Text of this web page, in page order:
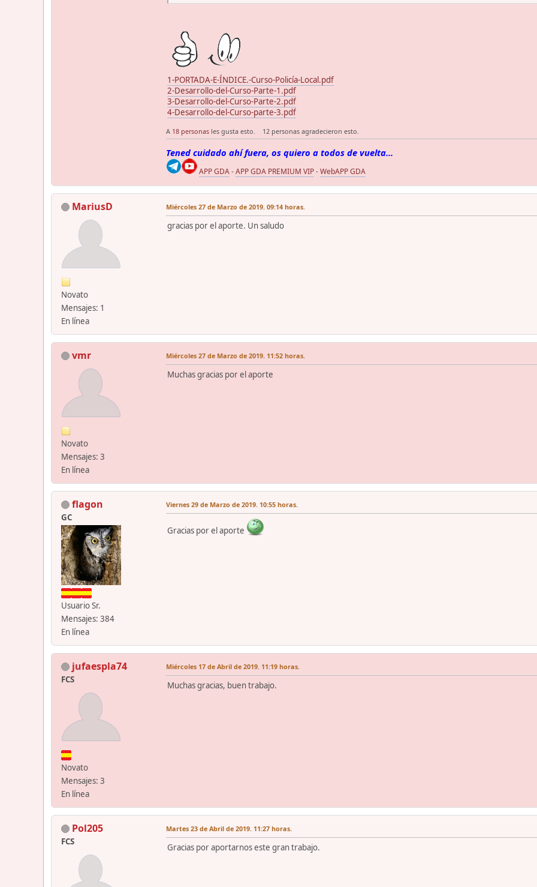
1-PORTADA-E-ÍNDICE.-Curso-Policía-Local.pdf
2-Desarrollo-del-Curso-Parte-1.pdf
3-Desarrollo-del-Curso-Parte-2.pdf
4-Desarrollo-del-Curso-parte-3.pdf
A 18 personas les gusta esto. 12 personas agradecieron esto.
Tened cuidado ahí fuera, os quiero a todos de vuelta...
APP GDA-APP GDA PREMIUM VIP-WebAPP GDA
MariusD
Novato
Mensajes: 1
En línea
Miércoles 27 de Marzo de 2019. 09:14 horas.
gracias por el aporte. Un saludo
vmr
Novato
Mensajes: 3
En línea
Miércoles 27 de Marzo de 2019. 11:52 horas.
Muchas gracias por el aporte
flagon
GC
Usuario Sr.
Mensajes: 384
En línea
Viernes 29 de Marzo de 2019. 10:55 horas.
Gracias por el aporte
jufaespla74
FCS
Novato
Mensajes: 3
En línea
Miércoles 17 de Abril de 2019. 11:19 horas.
Muchas gracias, buen trabajo.
Pol205
FCS
Martes 23 de Abril de 2019. 11:27 horas.
Gracias por aportarnos este gran trabajo.